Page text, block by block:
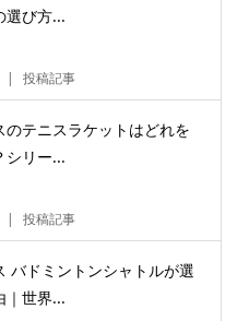
選び方...
投稿記事
のテニスラケットはどれを
シリー...
投稿記事
バドミントンシャトルが選
｜世界...